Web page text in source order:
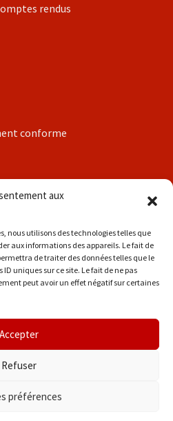
aux
nous utilisons des technologies telles que
aux informations des appareils. Le fait de
de traiter des données telles que le
uniques sur ce site. Le fait de ne pas
peut avoir un effet négatif sur certaines
Accepter
Refuser
préférences
rendus
conforme